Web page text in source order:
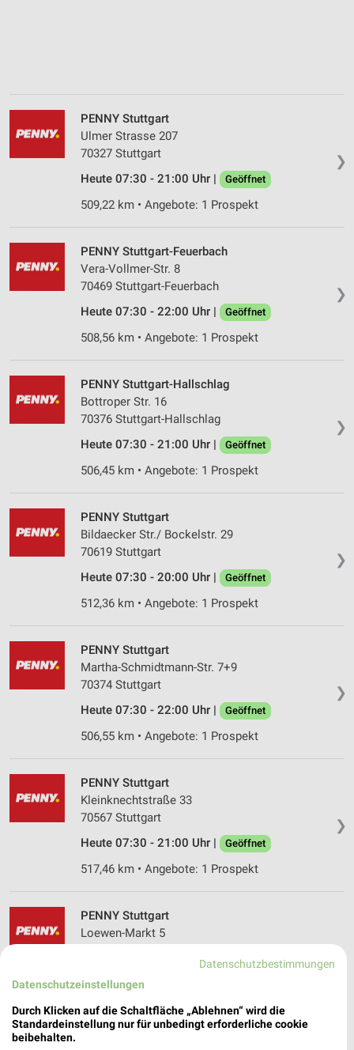
❯
PENNY Stuttgart
Ulmer Strasse 207
70327 Stuttgart
Heute 07:30 - 21:00 Uhr |
Geöffnet
509,22 km • Angebote: 1 Prospekt
❯
PENNY Stuttgart-Feuerbach
Vera-Vollmer-Str. 8
70469 Stuttgart-Feuerbach
Heute 07:30 - 22:00 Uhr |
Geöffnet
508,56 km • Angebote: 1 Prospekt
❯
PENNY Stuttgart-Hallschlag
Bottroper Str. 16
70376 Stuttgart-Hallschlag
Heute 07:30 - 21:00 Uhr |
Geöffnet
506,45 km • Angebote: 1 Prospekt
❯
PENNY Stuttgart
Bildaecker Str./ Bockelstr. 29
70619 Stuttgart
Heute 07:30 - 20:00 Uhr |
Geöffnet
512,36 km • Angebote: 1 Prospekt
❯
PENNY Stuttgart
Martha-Schmidtmann-Str. 7+9
70374 Stuttgart
Heute 07:30 - 22:00 Uhr |
Geöffnet
506,55 km • Angebote: 1 Prospekt
❯
PENNY Stuttgart
Kleinknechtstraße 33
70567 Stuttgart
Heute 07:30 - 21:00 Uhr |
Geöffnet
517,46 km • Angebote: 1 Prospekt
❯
PENNY Stuttgart
Loewen-Markt 5
Datenschutzbestimmungen
Datenschutzeinstellungen
Durch Klicken auf die Schaltfläche „Ablehnen“ wird die
Standardeinstellung nur für unbedingt erforderliche cookie
beibehalten.